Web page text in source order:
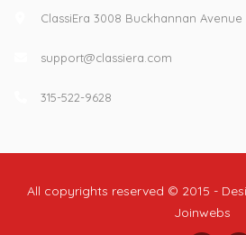
ClassiEra 3008 Buckhannan Avenue
support@classiera.com
315-522-9628
All copyrights reserved © 2015 -
Joinwebs